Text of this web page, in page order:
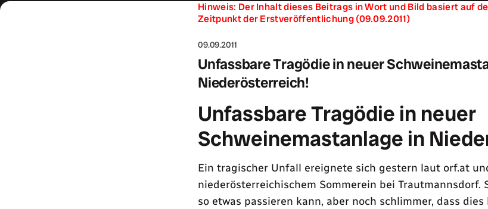
Hinweis: Der Inhalt dieses Beitrags in Wort und Bild basiert auf
Zeitpunkt der Erstveröffentlichung (09.09.2011)
09.09.2011
Unfassbare Tragödie in neuer
Niederösterreich!
Unfassbare Tragödie in neuer
Schweinemastanlage in
Ein tragischer Unfall ereignete sich gestern laut orf.at
niederösterreichischem Sommerein bei Trautmannsdorf.
so etwas passieren kann, aber noch schlimmer, dass